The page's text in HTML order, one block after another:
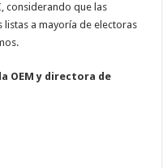
considerando que las
a mayoría de electoras
OEM y directora de